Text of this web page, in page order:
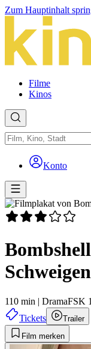
Zum Hauptinhalt
Filme
Kinos
Konto
110 min | DramaFSK
Tickets
Trailer
Film merken